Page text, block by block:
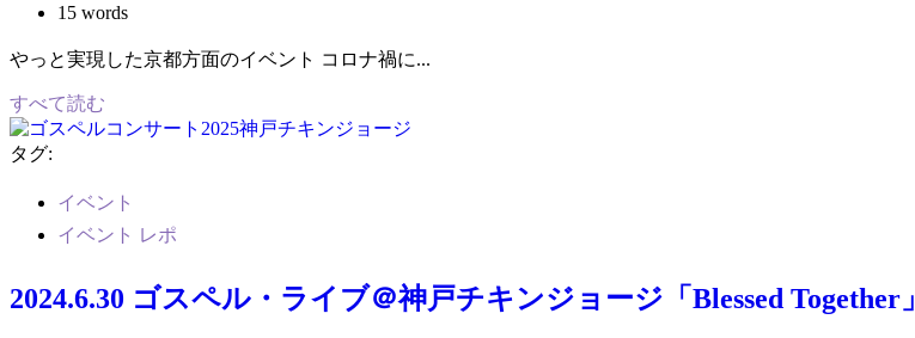
15 words
やっと実現した京都方面のイベント コロナ禍に...
すべて読む
タグ:
イベント
イベント レポ
2024.6.30 ゴスペル・ライブ＠神戸チキンジョージ「Blessed Together」